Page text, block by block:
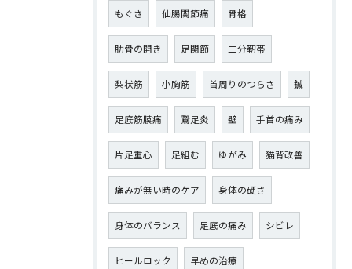
もぐさ 仙腸関節痛 骨格
肋骨の開き 足関節 二分靭帯
梨状筋 小胸筋 首周りのつらさ 鍼
足底筋膜痛 鵞足炎 壁 手首の痛み
片足重心 足組む ゆがみ 猫背改善
痛みが無い時のケア 身体の硬さ
身体のバランス 足底の痛み シビレ
ヒールロック 早めの治療